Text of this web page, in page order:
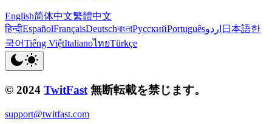
English简体中文繁體中文
हिन्दीEspañolFrançaisDeutschবাংলাРусскийPortuguêsاردو 日本語한
국어Tiếng ViệtItalianoไทยTürkçe
© 2024 TwitFast 無断転載を禁じます。
support@twitfast.com